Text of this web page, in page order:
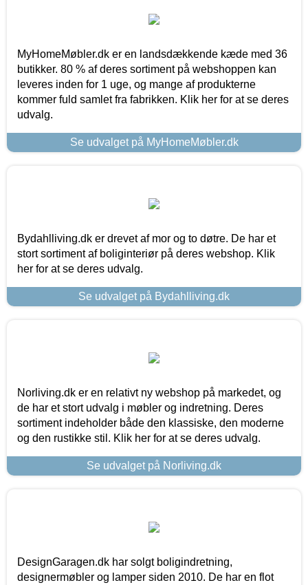
MyHomeMøbler.dk er en landsdækkende kæde med 36
butikker. 80 % af deres sortiment på webshoppen kan
leveres inden for 1 uge, og mange af produkterne
kommer fuld samlet fra fabrikken. Klik her for at se deres
udvalg.
Se udvalget på MyHomeMøbler.dk
Bydahlliving.dk er drevet af mor og to døtre. De har et
stort sortiment af boliginteriør på deres webshop. Klik
her for at se deres udvalg.
Se udvalget på Bydahlliving.dk
Norliving.dk er en relativt ny webshop på markedet, og
de har et stort udvalg i møbler og indretning. Deres
sortiment indeholder både den klassiske, den moderne
og den rustikke stil. Klik her for at se deres udvalg.
Se udvalget på Norliving.dk
DesignGaragen.dk har solgt boligindretning,
designermøbler og lamper siden 2010. De har en flot